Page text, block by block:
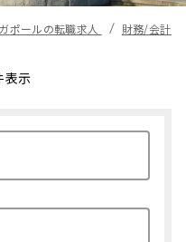
ポールの転職求人 財務/会計/
表示